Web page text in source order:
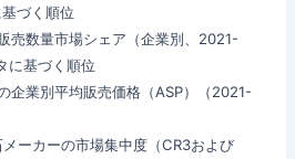
づく順位
売数量市場シェア（企業別、2021-
に基づく順位
企業別平均販売価格（ASP）（2021-
ーカーの市場集中度（CR3および